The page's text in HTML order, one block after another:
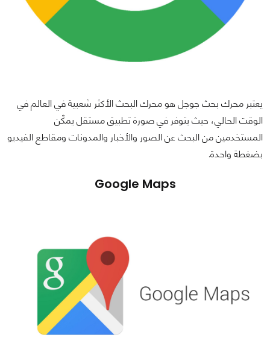
يعتبر محرك بحث جوجل هو محرك البحث الأكثر شعبية في العالم في
الوقت الحالي، حيث يتوفر في صورة تطبيق مستقل يمكّن
المستخدمين من البحث عن الصور والأخبار والمدونات ومقاطع الفيديو
بضغطة واحدة.
Google Maps